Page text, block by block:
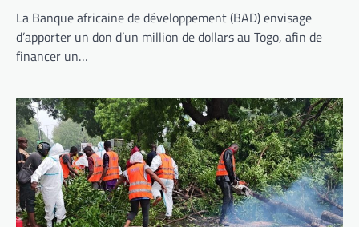
La Banque africaine de développement (BAD) envisage
d’apporter un don d’un million de dollars au Togo, afin de
financer un…